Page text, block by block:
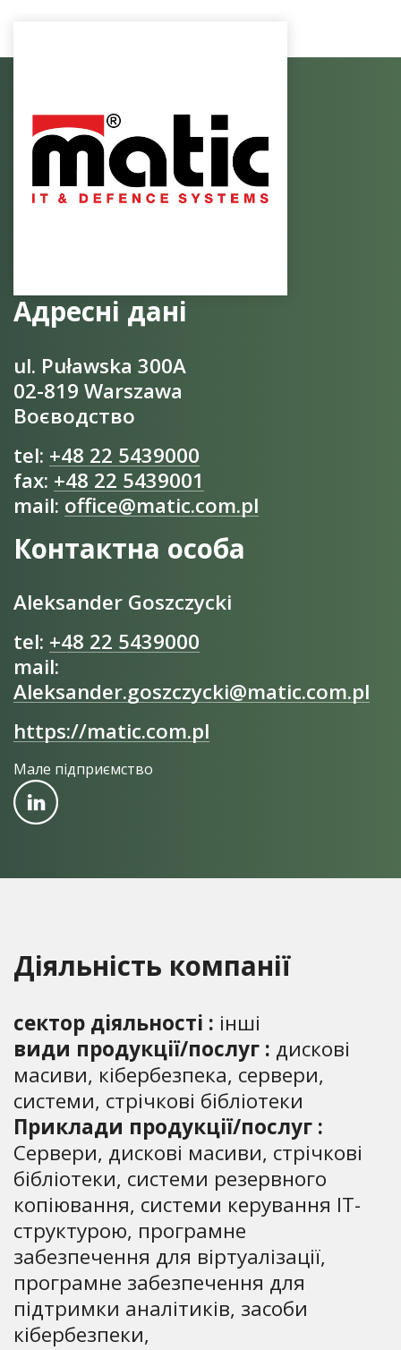
Адресні дані
ul. Puławska 300A
02-819 Warszawa
Воєводство
tel: +48 22 5439000
fax: +48 22 5439001
mail: office@matic.com.pl
Контактна особа
Aleksander Goszczycki
tel: +48 22 5439000
mail:
Aleksander.goszczycki@matic.com.pl
https://matic.com.pl
Мале підприємство
Діяльність компанії
сектор діяльності : інші
види продукції/послуг : дискові
масиви, кібербезпека, сервери,
системи, стрічкові бібліотеки
Приклади продукції/послуг :
Сервери, дискові масиви, стрічкові
бібліотеки, системи резервного
копіювання, системи керування ІТ-
структурою, програмне
забезпечення для віртуалізації,
програмне забезпечення для
підтримки аналітиків, засоби
кібербезпеки,